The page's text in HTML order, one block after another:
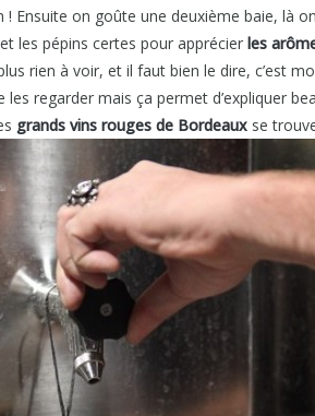
! Ensuite on goûte une deuxième baie, là
les pépins certes pour apprécier les
plus rien à voir, et il faut bien le dire, c’est
regarder mais ça permet d’expliquer
grands vins rouges de Bordeaux se